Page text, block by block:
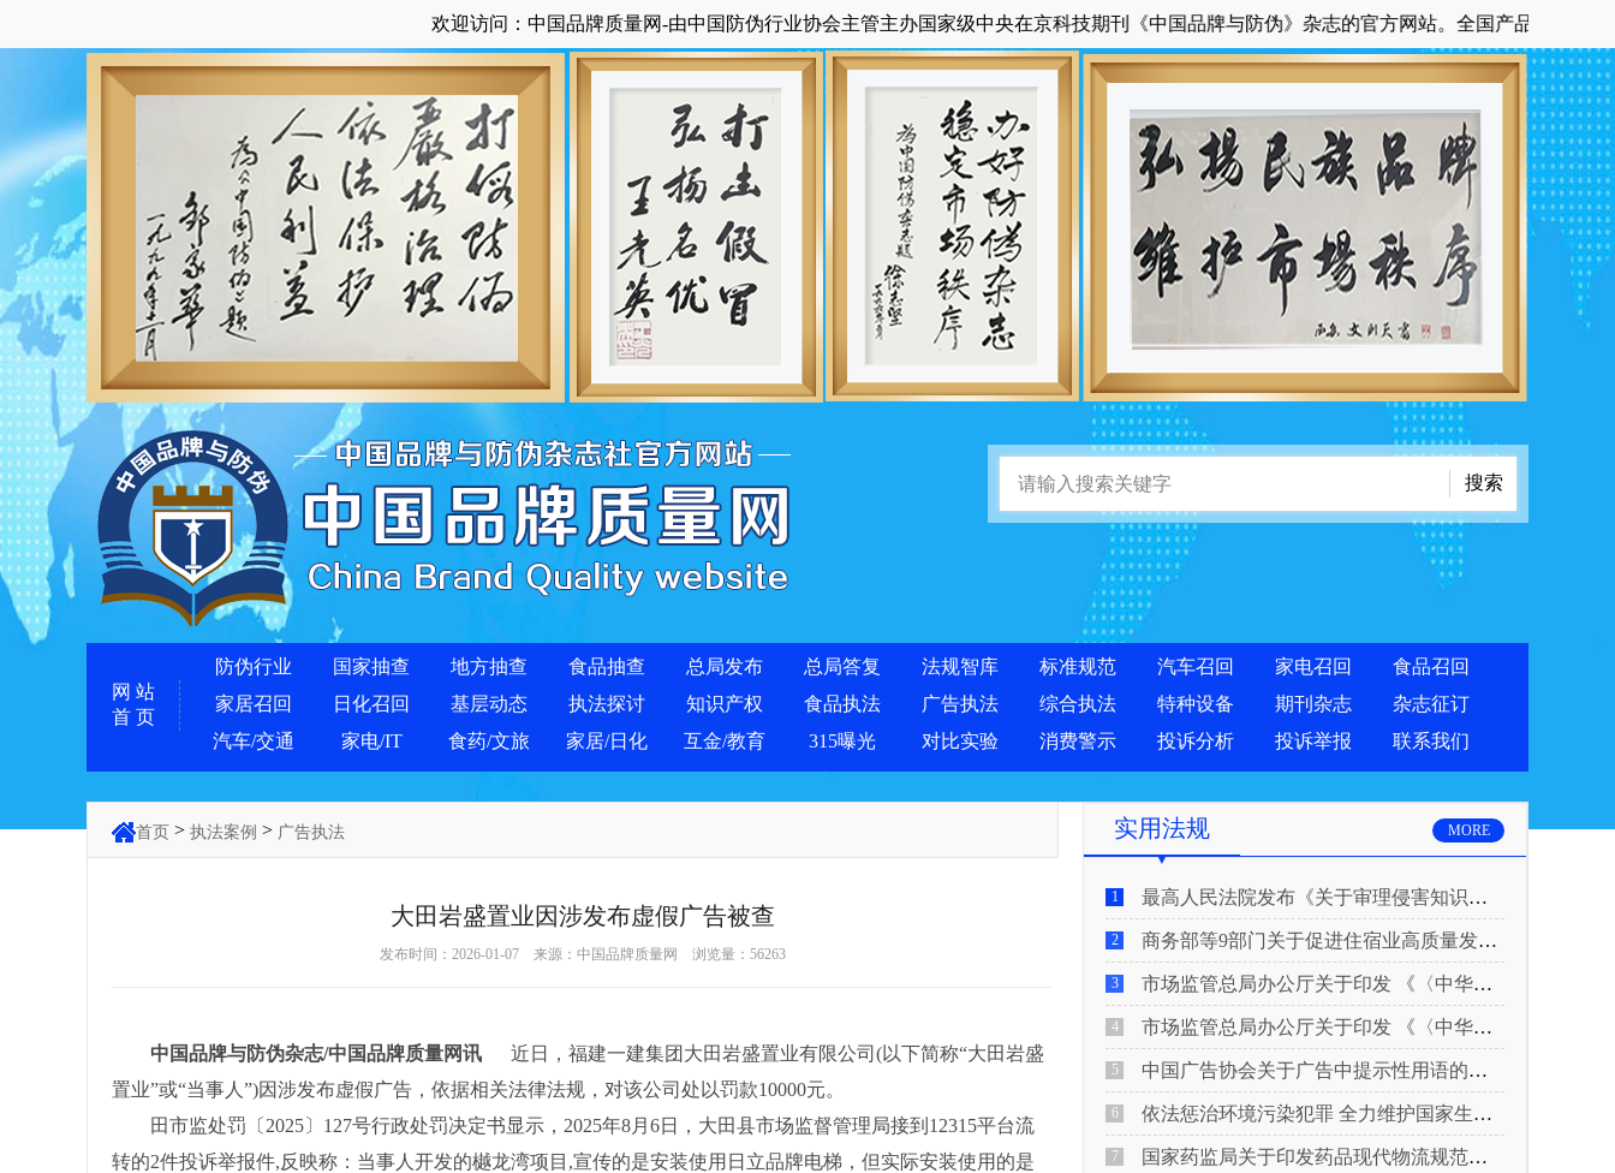
欢迎访问：中国品牌质量网-由中国防伪行业协会主管主办国家级中央在京科技期刊《中国品牌与防伪》杂志的官方网站。全国产品质量网络投诉
网 站
首 页
防伪行业 国家抽查 地方抽查 食品抽查 总局发布 总局答复 法规智库 标准规范 汽车召回 家电召回
食品召回
家居召回
日化召回 基层动态 执法探讨 知识产权 食品执法 广告执法 综合执法 特种设备 期刊杂志
杂志征订
汽车/交通
家电/IT 食药/文旅 家居/日化 互金/教育 315曝光 对比实验 消费警示 投诉分析 投诉举报 联系我们
首页 > 执法案例 > 广告执法
大田岩盛置业因涉发布虚假广告被查
发布时间：2026-01-07 来源： 中国品牌质量网 浏览量： 56263
中国品牌与防伪杂志/中国品牌质量网讯
近日，福建一建集团大田岩盛置业有限公司(以下简称“大田岩盛
置业”或“当事人”)因涉发布虚假广告，依据相关法律法规，对该公司处以罚款10000元。
田市监处罚〔2025〕127号行政处罚决定书显示，2025年8月6日，大田县市场监督管理局接到12315平台流
转的2件投诉举报件,反映称：当事人开发的樾龙湾项目,宣传的是安装使用日立品牌电梯，但实际安装使用的是
实用法规 MORE
1 最高人民法院发布《关于审理侵害知识产权民事纠纷案件适用惩罚性赔偿的解释》
2 商务部等9部门关于促进住宿业高质量发展的指导意见
3 市场监管总局办公厅关于印发 《〈中华人民共和国广告法〉适用问题 执法指南（二）》的通知
4 市场监管总局办公厅关于印发 《〈中华人民共和国广告法〉适用问题 执法指南（一）》的通知
5 中国广告协会关于广告中提示性用语的合规风险提示
6 依法惩治环境污染犯罪 全力维护国家生态安全 “两高”公布《关于修改〈最高人民法院、最高人民检察院关于办理环境污染刑事案件适用法律若干问题的解释〉的决定》
7 国家药监局关于印发药品现代物流规范化建设指导意见的通知